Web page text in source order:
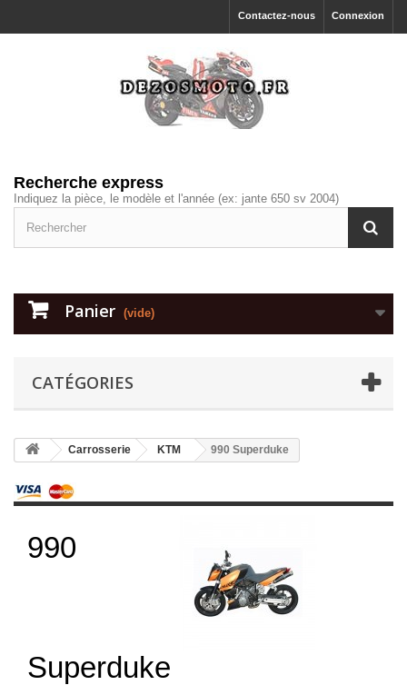
Connexion
Contactez-nous
Recherche express
Indiquez la pièce, le modèle et l'année (ex: jante 650 sv 2004)
Panier (vide)
CATÉGORIES
Carrosserie KTM 990 Superduke
990
Superduke